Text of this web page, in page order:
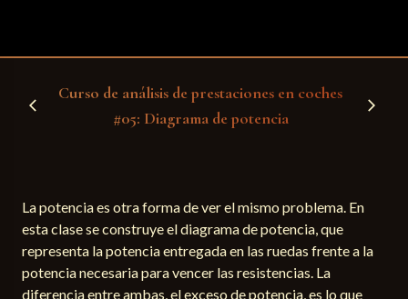
arrow_back_ios
Curso de análisis de prestaciones en coches
#05: Diagrama de potencia
arrow_forward_ios
La potencia es otra forma de ver el mismo problema. En
esta clase se construye el diagrama de potencia, que
representa la potencia entregada en las ruedas frente a la
potencia necesaria para vencer las resistencias. La
diferencia entre ambas, el exceso de potencia, es lo que